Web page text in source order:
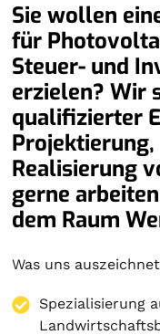
Sie wollen
für
Steuer- und
erzielen? Wir
qualifizierter
Realisierung
gerne
dem Raum
Was uns
Spezialisierung